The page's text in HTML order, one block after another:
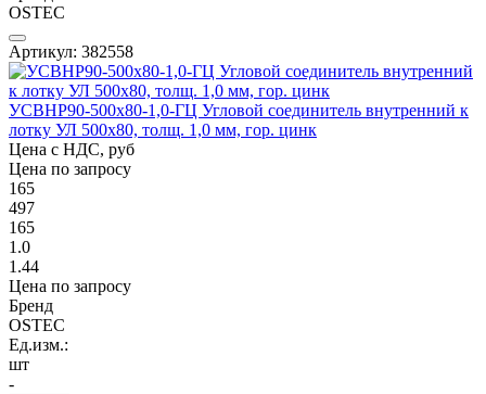
OSTEC
Артикул: 382558
УСВНР90-500х80-1,0-ГЦ Угловой соединитель внутренний к
лотку УЛ 500х80, толщ. 1,0 мм, гор. цинк
Цена с НДС, руб
Цена по запросу
165
497
165
1.0
1.44
Цена по запросу
Бренд
OSTEC
Ед.изм.:
шт
-